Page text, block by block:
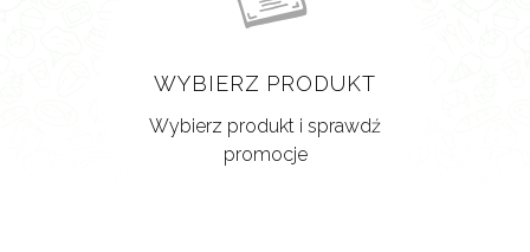
WYBIERZ PRODUKT
Wybierz produkt i sprawdź
promocje